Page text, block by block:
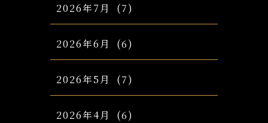
2026年7月 (7)
2026年6月 (6)
2026年5月 (7)
2026年4月 (6)